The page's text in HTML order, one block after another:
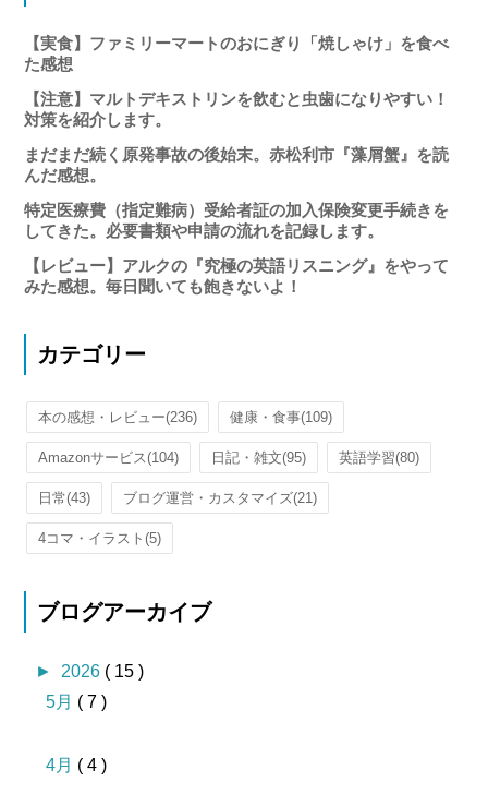
【実食】ファミリーマートのおにぎり「焼しゃけ」を食べ
た感想
【注意】マルトデキストリンを飲むと虫歯になりやすい！
対策を紹介します。
まだまだ続く原発事故の後始末。赤松利市『藻屑蟹』を読
んだ感想。
特定医療費（指定難病）受給者証の加入保険変更手続きを
してきた。必要書類や申請の流れを記録します。
【レビュー】アルクの『究極の英語リスニング』をやって
みた感想。毎日聞いても飽きないよ！
カテゴリー
本の感想・レビュー(236) 健康・食事(109)
Amazonサービス(104) 日記・雑文(95) 英語学習(80)
日常(43) ブログ運営・カスタマイズ(21)
4コマ・イラスト(5)
ブログアーカイブ
► 2026 ( 15 )
5月 ( 7 )
4月 ( 4 )